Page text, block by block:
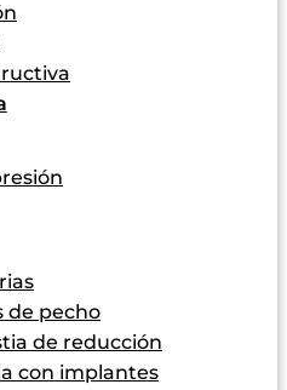
de pecho
de reducción
con implantes